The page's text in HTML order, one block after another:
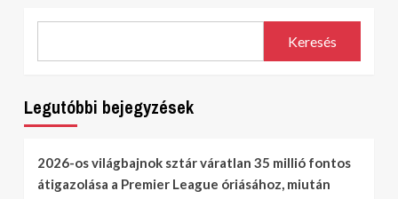
Keresés
Legutóbbi bejegyzések
2026-os világbajnok sztár váratlan 35 millió fontos
átigazolása a Premier League óriásához, miután